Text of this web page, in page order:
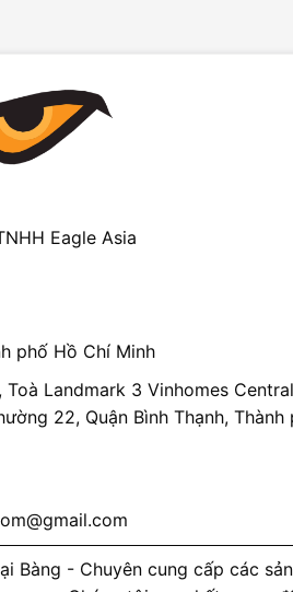
Eagle Asia
phố Hồ Chí Minh
Landmark 3 Vinhomes Central
22, Quận Bình Thạnh, Thành
Bàng - Chuyên cung cấp các